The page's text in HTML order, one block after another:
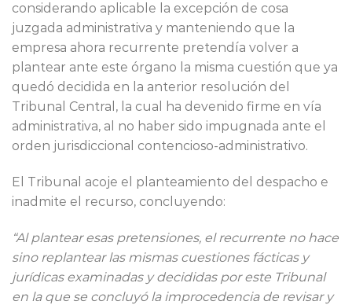
considerando aplicable la excepción de cosa
juzgada administrativa y manteniendo que la
empresa ahora recurrente pretendía volver a
plantear ante este órgano la misma cuestión que ya
quedó decidida en la anterior resolución del
Tribunal Central, la cual ha devenido firme en vía
administrativa, al no haber sido impugnada ante el
orden jurisdiccional contencioso-administrativo.
El Tribunal acoje el planteamiento del despacho e
inadmite el recurso, concluyendo:
“Al plantear esas pretensiones, el recurrente no hace
sino replantear las mismas cuestiones fácticas y
jurídicas examinadas y decididas por este Tribunal
en la que se concluyó la improcedencia de revisar y